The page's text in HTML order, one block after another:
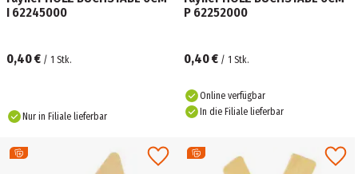
I 62245000
0,40 € / 1 Stk.
Nur in Filiale lieferbar
P 62252000
0,40 € / 1 Stk.
Online verfügbar
In die Filiale lieferbar